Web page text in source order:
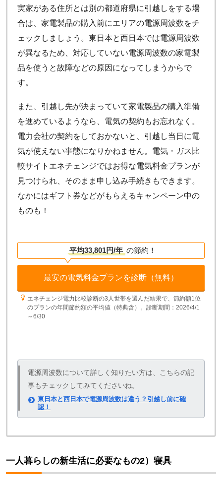
実家がある住所とは別の都道府県に引越しをする場
合は、家電製品の購入前にエリアの電源周波数をチ
ェックしましょう。東日本と西日本では電源周波数
が異なるため、対応していない電源周波数の家電製
品を使うと故障などの原因になってしまうからで
す。
また、引越し先が決まっていて家電製品の購入準備
を進めているようなら、電気の契約もお忘れなく。
電力会社の契約をしておかないと、引越し当日に電
気が使えない事態になりかねません。電気・ガス比
較サイトエネチェンジではお得な電気料金プランが
見つけられ、そのまま申し込み手続きもできます。
なかにはギフト券などがもらえるキャンペーン中の
ものも！
平均33,801円/年 の節約！
最安の電気料金プランを診断（無料）
エネチェンジ電力比較診断の3人世帯を選んだ結果で、節約額1位
のプランの年間節約額の平均値（特典含）。診断期間：2026/4/1
～6/30
電源周波数について詳しく知りたい方は、こちらの記
事もチェックしてみてくださいね。
東日本と西日本で電源周波数は違う？引越し前に確
認！
一人暮らしの新生活に必要なもの2）寝具